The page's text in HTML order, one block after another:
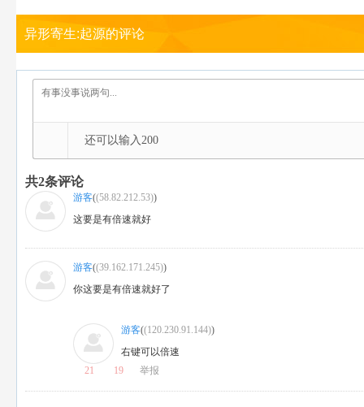
异形寄生:起源的评论
还可以输入200
共2条评论
游客((58.82.212.53))
这要是有倍速就好
游客((39.162.171.245))
你这要是有倍速就好了
游客((120.230.91.144))
右键可以倍速
21
19 举报